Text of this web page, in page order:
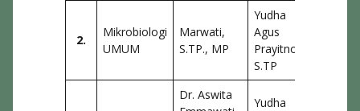
2.
Mikrobiologi
UMUM
Marwati,
S.TP., MP
Yudha
Agus
Prayitno,
S.TP
Dr. Aswita
Yudha